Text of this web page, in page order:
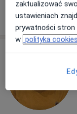
Poproś o
zaktualizować
ustawieniach
prywatności stron
w polityka cookies